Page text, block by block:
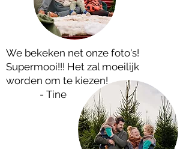
We bekeken net onze foto's!
Supermooi!!! Het zal moeilijk
worden om te kiezen!
- Tine